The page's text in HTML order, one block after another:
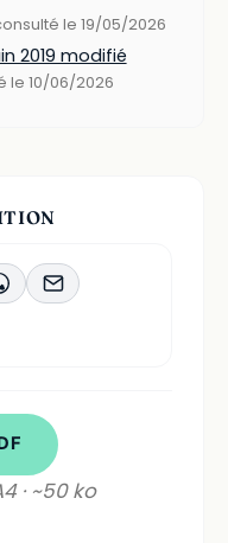
le 19/05/2026
2019 modifié
le 10/06/2026
· ~50 ko